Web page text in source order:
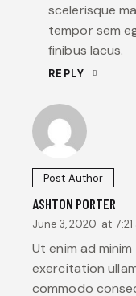
scelerisque
tempor sem
finibus lacus.
REPLY
Post Author
ASHTON PORTER
June 3, 2020 at
Ut enim ad
exercitation
commodo